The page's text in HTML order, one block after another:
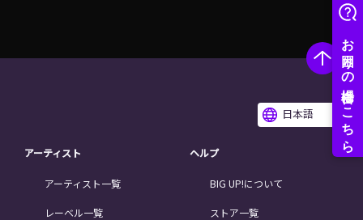
日本語
アーティスト
アーティスト一覧
レーベル一覧
ヘルプ
BIG UP!について
ストア一覧